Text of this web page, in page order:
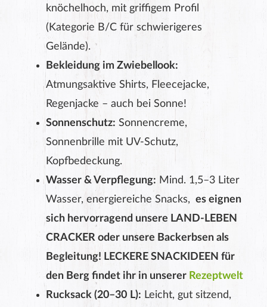
knöchelhoch, mit griffigem Profil
(Kategorie B/C für schwierigeres
Gelände).
Bekleidung im Zwiebellook:
Atmungsaktive Shirts, Fleecejacke,
Regenjacke – auch bei Sonne!
Sonnenschutz: Sonnencreme,
Sonnenbrille mit UV-Schutz,
Kopfbedeckung.
Wasser & Verpflegung: Mind. 1,5–3 Liter
Wasser, energiereiche Snacks, es eignen
sich hervorragend unsere LAND-LEBEN
CRACKER oder unsere Backerbsen als
Begleitung! LECKERE SNACKIDEEN für
den Berg findet ihr in unserer Rezeptwelt
Rucksack (20–30 L): Leicht, gut sitzend,